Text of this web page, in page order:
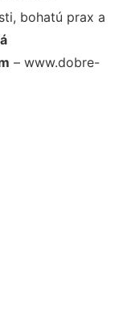
bohatú prax a
– www.dobre-